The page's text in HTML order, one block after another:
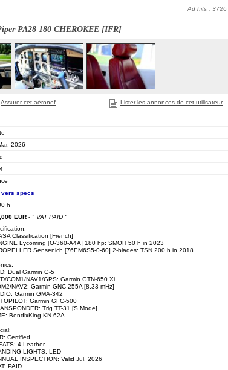
Ad hits : 3726
PA28 180 CHEROKEE [IFR]
Assurer cet aéronef Lister les annonces de cet utilisateur
2026
vers specs
h
EUR - " VAT PAID "
Classification [French]
Lycoming [O-360-A4A] 180 hp: SMOH 50 h in 2023
Sensenich [76EM6S5-0-60] 2-blades: TSN 200 h in 2018.
Dual Garmin G-5
COM1/NAV1/GPS: Garmin GTN-650 Xi
NAV2: Garmin GNC-255A [8.33 mHz]
Garmin GMA-342
Garmin GFC-500
Trig TT-31 [S Mode]
BendixKing KN-62A.
Certified
4 Leather
LIGHTS: LED
INSPECTION: Valid Jul. 2026
PAID.